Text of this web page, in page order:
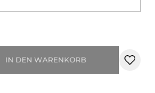
IN DEN WARENKORB